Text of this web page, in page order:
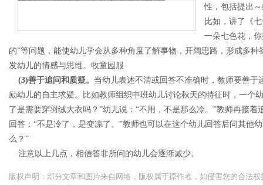
性，包括提出
比如，讲了《
一朵七色花，
的”等问题，能使幼儿学会从多种角度了解事物，开阔思路，形成多
发幼儿的情感与思维。牧童园服
(3)善于追问和质疑。 当幼儿表述不清或回答不准确时，教师要善
励幼儿的自主求疑。比如教师组织中班幼儿讨论秋天的特征时，一个
了是需要穿羽绒大衣吗？”幼儿说：“不用，不是那么冷。”教师再接着
回答：“不是冷了，是变凉了。”教师也可以在这个幼儿回答后问其他
么？”
注意以上几点，相信答非所问的幼儿会逐渐减少。
版权声明：部分文章和图片来自网络，版权属于原作者，如侵害您的合法